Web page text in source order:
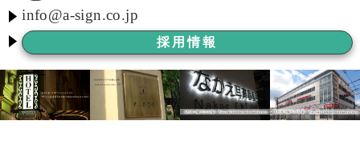
会社概要
LED看板
看板施工ブログ
よくある質問
info@a-sign.co.jp
採用情報